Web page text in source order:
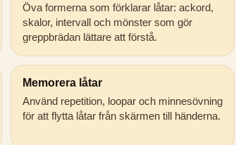
Öva formerna som förklarar låtar: ackord,
skalor, intervall och mönster som gör
greppbrädan lättare att förstå.
Memorera låtar
Använd repetition, loopar och minnesövning
för att flytta låtar från skärmen till händerna.